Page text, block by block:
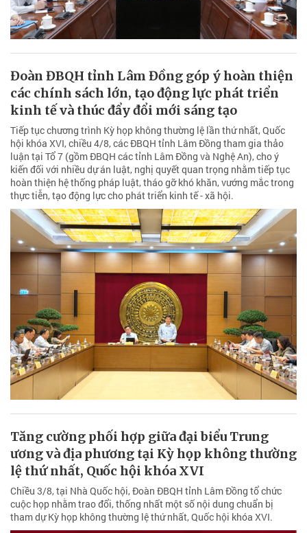
Đoàn ĐBQH tỉnh Lâm Đồng góp ý hoàn thiện
các chính sách lớn, tạo động lực phát triển
kinh tế và thúc đẩy đổi mới sáng tạo
Tiếp tục chương trình Kỳ họp không thường lệ lần thứ nhất, Quốc
hội khóa XVI, chiều 4/8, các ĐBQH tỉnh Lâm Đồng tham gia thảo
luận tại Tổ 7 (gồm ĐBQH các tỉnh Lâm Đồng và Nghệ An), cho ý
kiến đối với nhiều dự án luật, nghị quyết quan trọng nhằm tiếp tục
hoàn thiện hệ thống pháp luật, tháo gỡ khó khăn, vướng mắc trong
thực tiễn, tạo động lực cho phát triển kinh tế - xã hội.
Tăng cường phối hợp giữa đại biểu Trung
ương và địa phương tại Kỳ họp không thường
lệ thứ nhất, Quốc hội khóa XVI
Chiều 3/8, tại Nhà Quốc hội, Đoàn ĐBQH tỉnh Lâm Đồng tổ chức
cuộc họp nhằm trao đổi, thống nhất một số nội dung chuẩn bị
tham dự Kỳ họp không thường lệ thứ nhất, Quốc hội khóa XVI.